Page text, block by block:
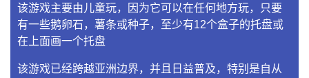
该游戏主要由儿童玩，因为它可以在任何地方玩，只要
有一些鹅卵石，薯条或种子，至少有12个盒子的托盘或
在上面画一个托盘
该游戏已经跨越亚洲边界，并且日益普及，特别是自从